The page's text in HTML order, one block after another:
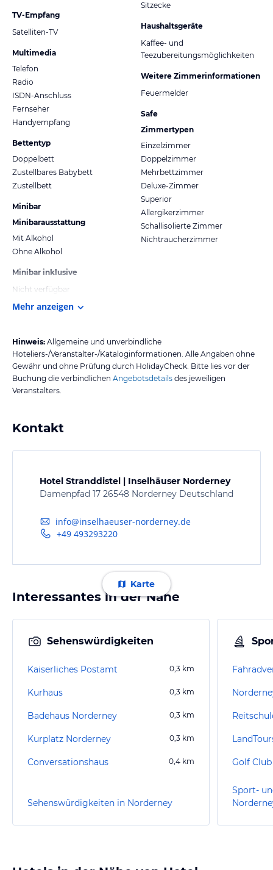
TV-Empfang
Satelliten-TV
Multimedia
Telefon
Radio
ISDN-Anschluss
Fernseher
Handyempfang
Bettentyp
Doppelbett
Zustellbares Babybett
Zustellbett
Minibar
Minibarausstattung
Mit Alkohol
Ohne Alkohol
Minibar inklusive
Nicht verfügbar
Sitzecke
Haushaltsgeräte
Kaffee- und
Teezubereitungsmöglichkeiten
Weitere Zimmerinformationen
Feuermelder
Safe
Zimmertypen
Einzelzimmer
Doppelzimmer
Mehrbettzimmer
Deluxe-Zimmer
Superior
Allergikerzimmer
Schallisolierte Zimmer
Nichtraucherzimmer
Mehr anzeigen
Hinweis: Allgemeine und unverbindliche
Hoteliers-/Veranstalter-/Kataloginformationen. Alle Angaben ohne
Gewähr und ohne Prüfung durch HolidayCheck. Bitte lies vor der
Buchung die verbindlichen Angebotsdetails des jeweiligen
Veranstalters.
Kontakt
Hotel Stranddistel | Inselhäuser Norderney
Damenpfad 17 26548 Norderney Deutschland
info@inselhaeuser-norderney.de
+49 493293220
Karte
Interessantes in der Nähe
Sehenswürdigkeiten
Kaiserliches Postamt 0,3 km
Kurhaus 0,3 km
Badehaus Norderney 0,3 km
Kurplatz Norderney 0,3 km
Conversationshaus 0,4 km
Sehenswürdigkeiten in Norderney
Golf
Sport-